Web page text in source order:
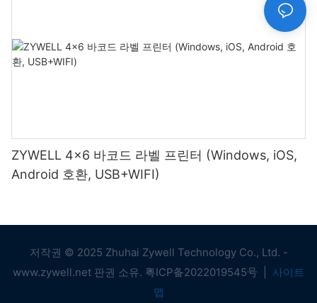
ZYWELL 4x6 바코드 라벨 프린터 (Windows, iOS,
Android 호환, USB+WIFI)
저작권 © 2025 Zhuhai Zywell Technology Co., Ltd. -
www.zywell.net 판권 소유. 粤ICP备2022019545号
사이트
맵